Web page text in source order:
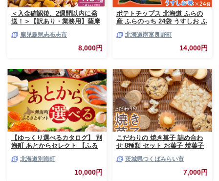
＜入金確認後、2週間以内に発
送！＞【訳あり・業務用】薩摩
1.8kg(900g×2袋) p8-142-2w
鹿児島県志布志市
8,000円
ポテトチップス 北海道 ふらの
産 ふらのっち 24袋 うすしお ふ
スナック スナック菓子 ポテト
チップ チップス ポテト 芋 菓子
お菓子 おやつ 箱 農協 ギフト
北海道南富良野町
14,000円
【ゆっくり選べるカタログ】 別
海町 あとからセレクト 【ふる
とから選べる！ ギフト いくら
ほたて 海鮮 牛肉 ケーキ アイス
【BY0000010】（ 後から選べ
北海道別海町
10,000円
こだわりの 焼き菓子 詰め合わ
せ 8種類 セット お菓子 焼菓子
茨城県つくばみらい市
7,000円